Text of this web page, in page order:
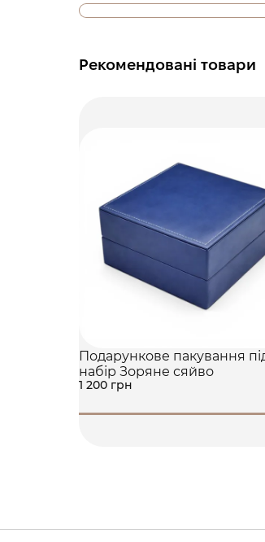
Рекомендовані товари
Подарункове пакування
набір Зоряне сяйво
1 200 грн